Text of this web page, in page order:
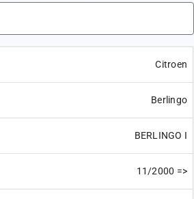
Citroen
Berlingo
BERLINGO I
11/2000 =>